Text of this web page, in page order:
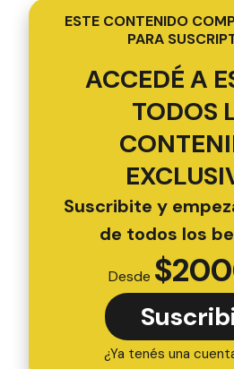
ESTE CONTENIDO
PARA
ACCEDÉ A
TODOS
Suscribite y
de todos los
Desde $
¿Ya tenés una